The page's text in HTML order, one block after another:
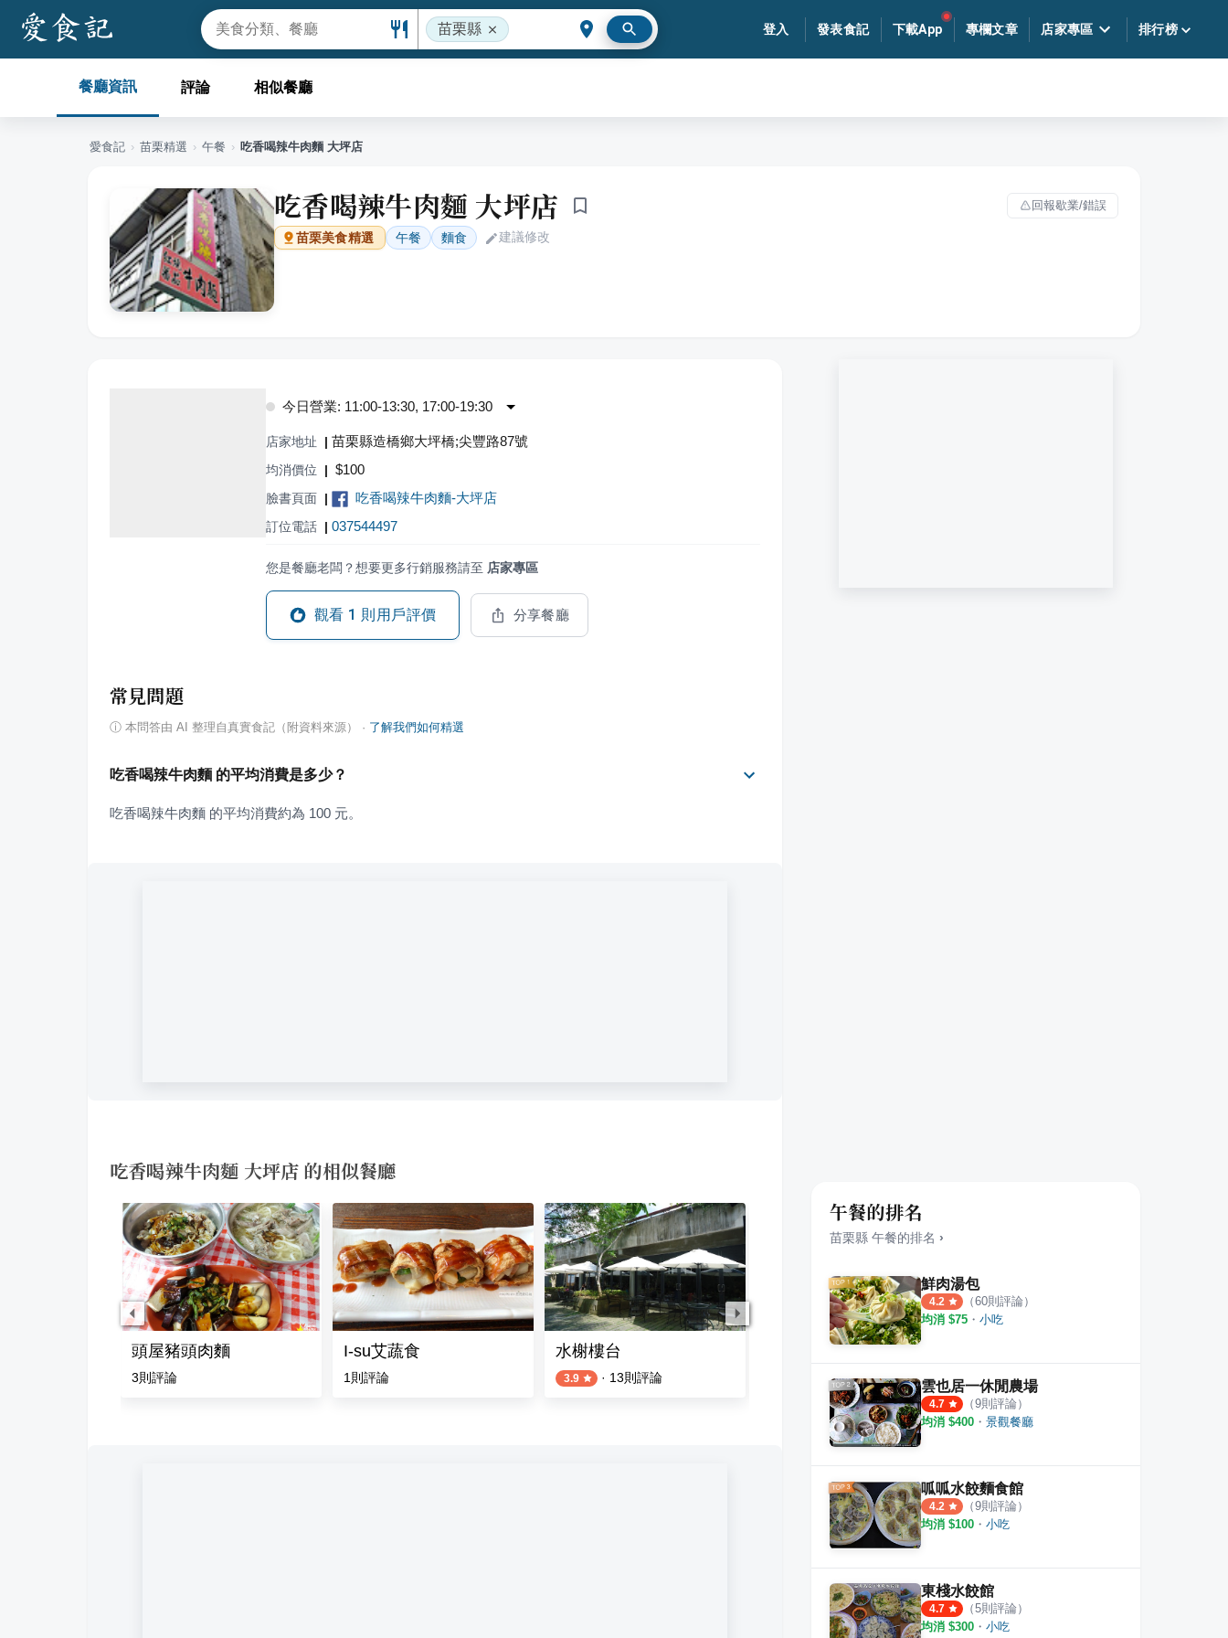
苗栗縣 登入 發表食記 下載App 專欄文章 店家專區 排行榜
餐廳資訊 評論 相似餐廳
愛食記 › 苗栗精選 › 午餐 › 吃香喝辣牛肉麵 大坪店
吃香喝辣牛肉麵 大坪店 回報歇業/錯誤
苗栗美食精選 午餐 麵食 建議修改
今日營業: 11:00-13:30, 17:00-19:30
店家地址 | 苗栗縣造橋鄉大坪橋;尖豐路87號
均消價位 | $100
臉書頁面 | 吃香喝辣牛肉麵-大坪店
訂位電話 | 037544497
您是餐廳老闆？想要更多行銷服務請至 店家專區
觀看 1 則用戶評價 分享餐廳
常見問題
ⓘ 本問答由 AI 整理自真實食記（附資料來源） · 了解我們如何精選
吃香喝辣牛肉麵 的平均消費是多少？
吃香喝辣牛肉麵 的平均消費約為 100 元。
吃香喝辣牛肉麵 大坪店 的相似餐廳
頭屋豬頭肉麵
3則評論
I-su艾蔬食
1 則評論
水榭樓台
3.9 · 13則評論 1則評論
午餐的排名
苗栗縣 午餐的排名 ›
鮮肉湯包
4.2 （60則評論）
均消 $75 ・ 小吃
雲也居一休閒農場
4.7 （9則評論）
均消 $400 ・ 景觀餐廳
呱呱水餃麵食館
4.2 （9則評論）
均消 $100 ・ 小吃
東棧水餃館
4.7 （5則評論）
均消 $300 ・ 小吃